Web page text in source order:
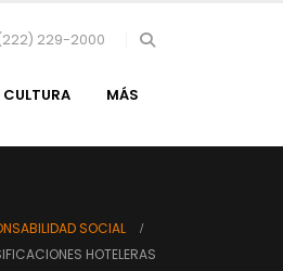
229-2000
CULTURA MÁS
SOCIAL
HOTELERAS